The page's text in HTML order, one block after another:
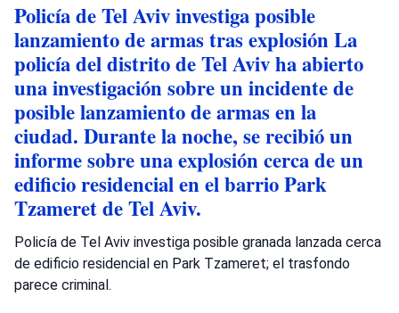
Policía de Tel Aviv investiga posible
lanzamiento de armas tras explosión La
policía del distrito de Tel Aviv ha abierto
una investigación sobre un incidente de
posible lanzamiento de armas en la
ciudad. Durante la noche, se recibió un
informe sobre una explosión cerca de un
edificio residencial en el barrio Park
Tzameret de Tel Aviv.
Policía de Tel Aviv investiga posible granada lanzada cerca
de edificio residencial en Park Tzameret; el trasfondo
parece criminal.